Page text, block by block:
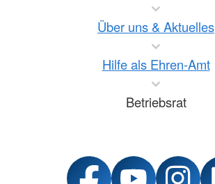
Über uns & Aktuelles
Hilfe als Ehren-Amt
Betriebsrat